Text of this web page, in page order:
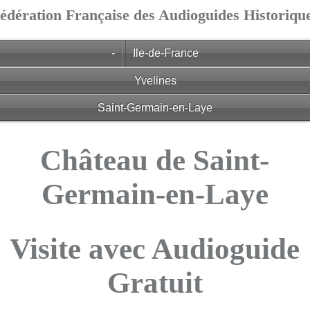
Française des Audioguides
- Ile-de-France
Yvelines
Saint-Germain-en-Laye
Château de Saint-
Germain-en-Laye
Visite avec Audioguide
Gratuit